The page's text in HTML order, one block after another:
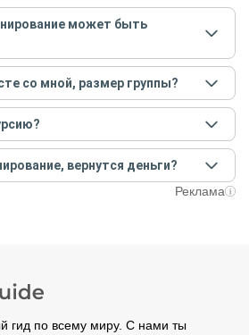
по ссылке «Задать вопрос» и
при этом не нужно. Сначала
вас вопросы и после
Задать вопрос.
может быть
погодных условий,
на кораблике, а по прогнозу
ветер. При этом гид
а мы вернем предоплату на
случаях экскурсия состоится.
со мной, размер группы?
гид проведет встречу
компании. Если групповая — на
участники, размер зависит от
дату и время, и внесите
скорее, чтобы другие
ваше место. После этого
не требуется.
вернутся деньги?
или раньше мы вернем всюРеклама
гид по всему миру. С нами ты